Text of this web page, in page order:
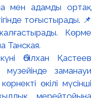
Әбілхан Қастеев
заманауи
өкілі мүсінші